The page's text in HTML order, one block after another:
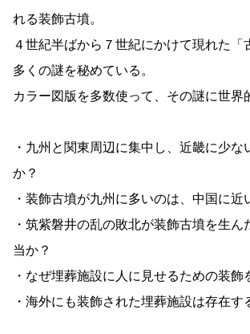
れる装飾古墳。
４世紀半ばから７世紀にかけて現れた「
多くの謎を秘めている。
カラー図版を多数使って、その謎に世界
・九州と関東周辺に集中し、近畿に少な
か？
・装飾古墳が九州に多いのは、中国に近
・筑紫磐井の乱の敗北が装飾古墳を生ん
当か？
・なぜ埋葬施設に人に見せるための装飾
・海外にも装飾された埋葬施設は存在す